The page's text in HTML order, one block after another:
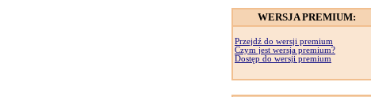
WERSJA PREMIUM:
Przejdź do wersji premium
Czym jest wersja premium?
Dostęp do wersji premium